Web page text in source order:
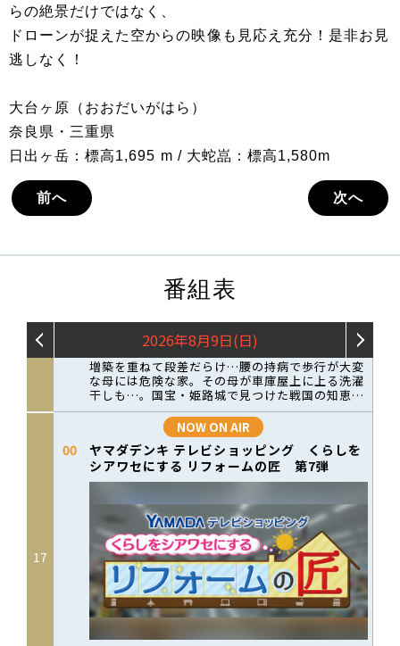
らの絶景だけではなく、
ドローンが捉えた空からの映像も見応え充分！是非お見
逃しなく！
大台ヶ原（おおだいがはら）
奈良県・三重県
日出ヶ岳：標高1,695 m / 大蛇嵓：標高1,580m
前へ 次へ
番組表